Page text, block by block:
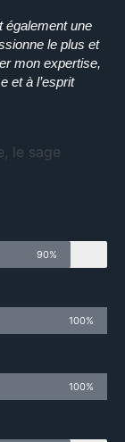
également une
le plus et
mon expertise,
et à l’esprit
le sage
90%
100%
100%